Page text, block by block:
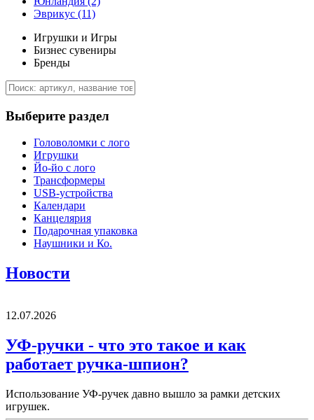
Эврикус (11)
Игрушки и Игры
Бизнес сувениры
Бренды
Выберите раздел
Головоломки с лого
Игрушки
Йо-йо с лого
Трансформеры
USB-устройства
Календари
Канцелярия
Подарочная упаковка
Наушники и Ко.
Новости
12.07.2026
УФ-ручки - что это такое и как
работает ручка-шпион?
Использование УФ-ручек давно вышло за рамки детских
игрушек.